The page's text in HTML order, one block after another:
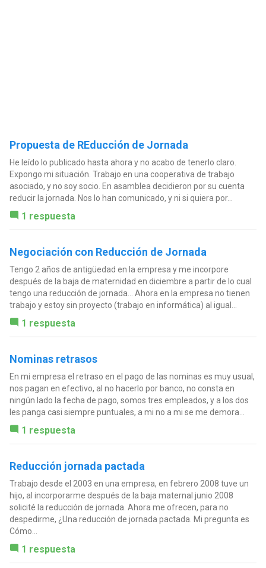
Propuesta de REducción de Jornada
He leído lo publicado hasta ahora y no acabo de tenerlo claro.
Expongo mi situación. Trabajo en una cooperativa de trabajo
asociado, y no soy socio. En asamblea decidieron por su cuenta
reducir la jornada. Nos lo han comunicado, y ni si quiera por...
1 respuesta
Negociación con Reducción de Jornada
Tengo 2 años de antigüedad en la empresa y me incorpore
después de la baja de maternidad en diciembre a partir de lo cual
tengo una reducción de jornada... Ahora en la empresa no tienen
trabajo y estoy sin proyecto (trabajo en informática) al igual...
1 respuesta
Nominas retrasos
En mi empresa el retraso en el pago de las nominas es muy usual,
nos pagan en efectivo, al no hacerlo por banco, no consta en
ningún lado la fecha de pago, somos tres empleados, y a los dos
les panga casi siempre puntuales, a mi no a mi se me demora...
1 respuesta
Reducción jornada pactada
Trabajo desde el 2003 en una empresa, en febrero 2008 tuve un
hijo, al incorporarme después de la baja maternal junio 2008
solicité la reducción de jornada. Ahora me ofrecen, para no
despedirme, ¿Una reducción de jornada pactada. Mi pregunta es
Cómo...
1 respuesta